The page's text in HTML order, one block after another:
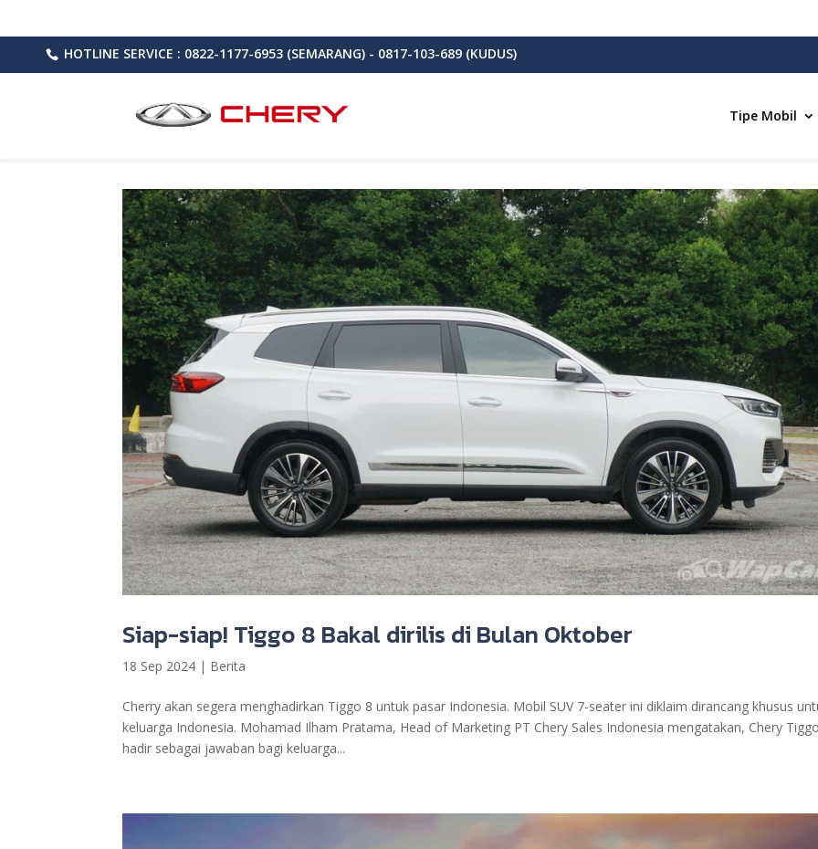
HOTLINE SERVICE : 0822-1177-6953 (SEMARANG) - 0817-103-689 (KUDUS)
Tipe Mobil
Siap-siap! Tiggo 8 Bakal dirilis di Bulan Oktober
18 Sep 2024 | Berita
Cherry akan segera menghadirkan Tiggo 8 untuk pasar Indonesia. Mobil SUV 7-seater ini diklaim dirancang khusus
keluarga Indonesia. Mohamad Ilham Pratama, Head of Marketing PT Chery Sales Indonesia mengatakan, Chery
hadir sebagai jawaban bagi keluarga...